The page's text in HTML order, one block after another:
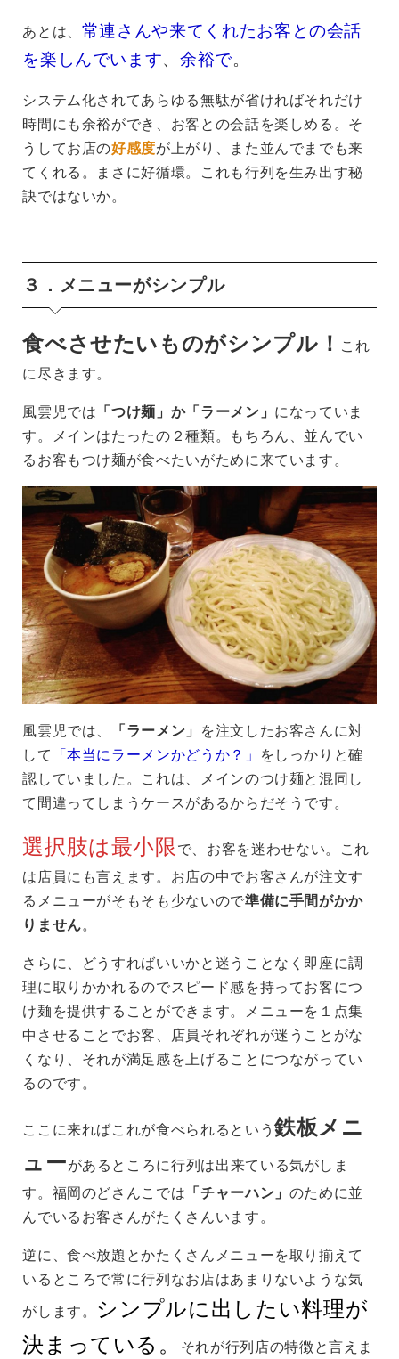
あとは、 常連さんや来てくれたお客との会話
を楽しんでいます、余裕で。
システム化されてあらゆる無駄が省ければそれだけ
時間にも余裕ができ、お客との会話を楽しめる。そ
うしてお店の好感度が上がり、また並んでまでも来
てくれる。まさに好循環。これも行列を生み出す秘
訣ではないか。
３．メニューがシンプル
食べさせたいものがシンプル！
これ
に尽きます。
風雲児では 「つけ麺」か「ラーメン」 になっていま
す。メインはたったの２種類。もちろん、並んでい
るお客もつけ麺が食べたいがために来ています。
風雲児では、 「ラーメン」
を注文したお客さんに対
して
「本当にラーメンかどうか？」
をしっかりと確
認していました。これは、メインのつけ麺と混同し
て間違ってしまうケースがあるからだそうです。
選択肢は最小限 で、お客を迷わせない。これ
は店員にも言えます。お店の中でお客さんが注文す
るメニューがそもそも少ないので準備に手間がかか
りません。
さらに、どうすればいいかと迷うことなく即座に調
理に取りかかれるのでスピード感を持ってお客につ
け麺を提供することができます。メニューを１点集
中させることでお客、店員それぞれが迷うことがな
くなり、それが満足感を上げることにつながってい
るのです。
ここに来ればこれが食べられるという鉄板メニ
ューがあるところに行列は出来ている気がしま
す。福岡のどさんこでは 「チャーハン」 のために並
んでいるお客さんがたくさんいます。
逆に、食べ放題とかたくさんメニューを取り揃えて
いるところで常に行列なお店はあまりないような気
がします。 シンプルに出したい料理が
決まっている。
それが行列店の特徴と言えま